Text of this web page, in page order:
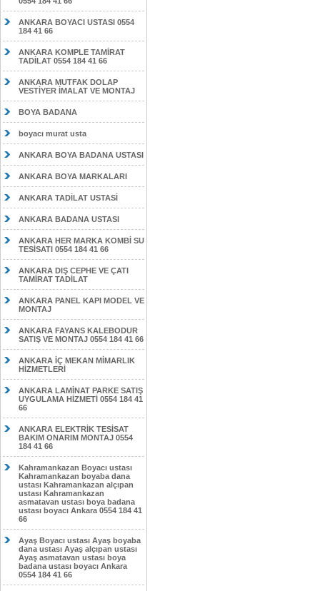
ANKARA BOYACI USTASI 0554
184 41 66
ANKARA KOMPLE TAMİRAT
TADİLAT 0554 184 41 66
ANKARA MUTFAK DOLAP
VESTİYER İMALAT VE MONTAJ
BOYA BADANA
boyacı murat usta
ANKARA BOYA BADANA USTASI
ANKARA BOYA MARKALARI
ANKARA TADİLAT USTASİ
ANKARA BADANA USTASI
ANKARA HER MARKA KOMBİ SU
TESİSATI 0554 184 41 66
ANKARA DIŞ CEPHE VE ÇATI
TAMİRAT TADİLAT
ANKARA PANEL KAPI MODEL VE
MONTAJ
ANKARA FAYANS KALEBODUR
SATIŞ VE MONTAJ 0554 184 41 66
ANKARA İÇ MEKAN MİMARLIK
HİZMETLERİ
ANKARA LAMİNAT PARKE SATIŞ
UYGULAMA HİZMETİ 0554 184 41
66
ANKARA ELEKTRİK TESİSAT
BAKIM ONARIM MONTAJ 0554
184 41 66
Kahramankazan Boyacı ustası
Kahramankazan boyaba dana
ustası Kahramankazan alçıpan
ustası Kahramankazan
asmatavan ustası boya badana
ustası boyacı Ankara 0554 184 41
66
Ayaş Boyacı ustası Ayaş boyaba
dana ustası Ayaş alçıpan ustası
Ayaş asmatavan ustası boya
badana ustası boyacı Ankara
0554 184 41 66